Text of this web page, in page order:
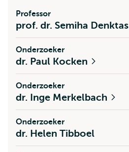
Professor
prof. dr. Semiha Denktas
Onderzoeker
dr. Paul Kocken
Onderzoeker
dr. Inge Merkelbach
Onderzoeker
dr. Helen Tibboel